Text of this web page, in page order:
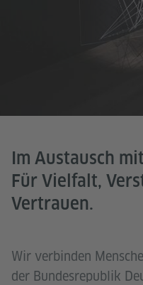
Im Austausch
Für Vielfalt,
Vertrauen.
Wir verbinden
der Bundesrepublik